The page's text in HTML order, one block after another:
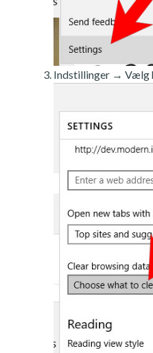
Indstillinger → Vælg